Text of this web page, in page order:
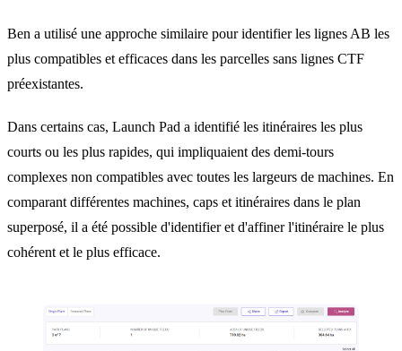
Ben a utilisé une approche similaire pour identifier les lignes AB les
plus compatibles et efficaces dans les parcelles sans lignes CTF
préexistantes.
Dans certains cas, Launch Pad a identifié les itinéraires les plus
courts ou les plus rapides, qui impliquaient des demi-tours
complexes non compatibles avec toutes les largeurs de machines. En
comparant différentes machines, caps et itinéraires dans le plan
superposé, il a été possible d'identifier et d'affiner l'itinéraire le plus
cohérent et le plus efficace.